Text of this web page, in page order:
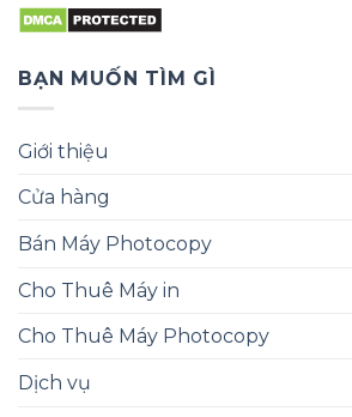
BẠN MUỐN TÌM GÌ
Giới thiệu
Cửa hàng
Bán Máy Photocopy
Cho Thuê Máy in
Cho Thuê Máy Photocopy
Dịch vụ